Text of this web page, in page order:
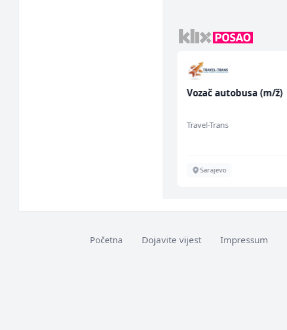
Vozač autobusa (m/ž)
Travel-Trans
Sarajevo
Početna Dojavite vijest Impressum